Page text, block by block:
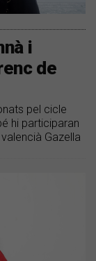
i
de
pel cicle
hi participaran
Gazella